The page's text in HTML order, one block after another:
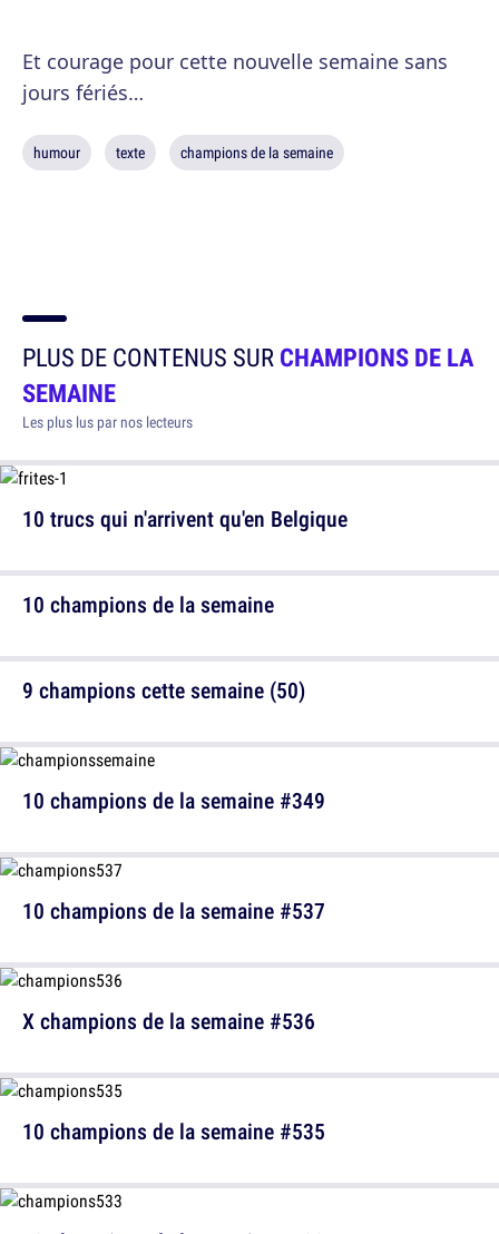
Et courage pour cette nouvelle semaine sans
jours fériés…
humour texte champions de la semaine
PLUS DE CONTENUS SURCHAMPIONS DE LA
SEMAINE
Les plus lus par nos lecteurs
10 trucs qui n'arrivent qu'en Belgique
9 champions cette semaine (50)
10 champions de la semaine #537
10 champions de la semaine #535
10 champions de la semaine
10 champions de la semaine #349
X champions de la semaine #536